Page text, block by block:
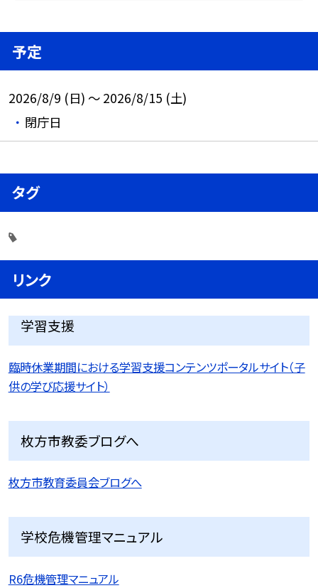
予定
2026/8/9 (日) ～ 2026/8/15 (土)
閉庁日
タグ
リンク
学習支援
臨時休業期間における学習支援コンテンツポータルサイト（子
供の学び応援サイト）
枚方市教委ブログへ
枚方市教育委員会ブログへ
学校危機管理マニュアル
R6危機管理マニュアル